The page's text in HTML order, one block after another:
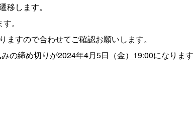
します。
。
すので合わせてご確認お願いします。
の締め切りが2024年4月5日（金）19:00になりま